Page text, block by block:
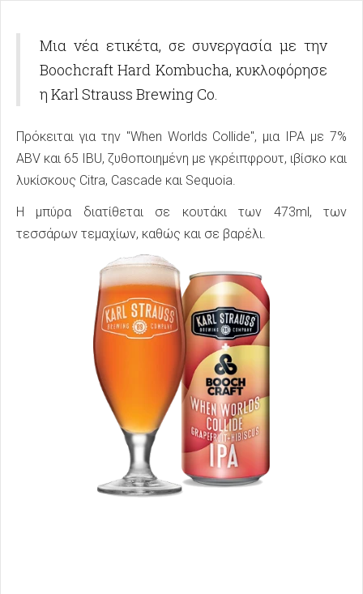
Μια νέα ετικέτα, σε συνεργασία με την
Boochcraft Hard Kombucha, κυκλοφόρησε
η Karl Strauss Brewing Co.
Πρόκειται για την "When Worlds Collide", μια IPA με 7%
ABV και 65 IBU, ζυθοποιημένη με γκρέιπφρουτ, ιβίσκο και
λυκίσκους Citra, Cascade και Sequoia.
Η μπύρα διατίθεται σε κουτάκι των 473ml, των
τεσσάρων τεμαχίων, καθώς και σε βαρέλι.